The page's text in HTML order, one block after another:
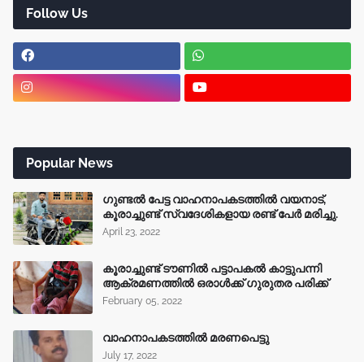
Follow Us
Popular News
ഗുണ്ടൽ പേട്ട വാഹനാപകടത്തിൽ വയനാട്,
കൂരാച്ചുണ്ട് സ്വദേശികളായ രണ്ട് പേർ മരിച്ചു.
April 23, 2022
കൂരാച്ചുണ്ട് ടൗണിൽ പട്ടാപകൽ കാട്ടുപന്നി
ആക്രമണത്തിൽ ഒരാൾക്ക് ഗുരുതര പരിക്ക്
February 05, 2022
വാഹനാപകടത്തിൽ മരണപെട്ടു
July 17, 2022